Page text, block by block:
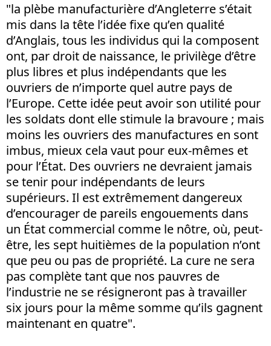
"la plèbe manufacturière d’Angleterre s’était
mis dans la tête l’idée fixe qu’en qualité
d’Anglais, tous les individus qui la composent
ont, par droit de naissance, le privilège d’être
plus libres et plus indépendants que les
ouvriers de n’importe quel autre pays de
l’Europe. Cette idée peut avoir son utilité pour
les soldats dont elle stimule la bravoure ; mais
moins les ouvriers des manufactures en sont
imbus, mieux cela vaut pour eux-mêmes et
pour l’État. Des ouvriers ne devraient jamais
se tenir pour indépendants de leurs
supérieurs. Il est extrêmement dangereux
d’encourager de pareils engouements dans
un État commercial comme le nôtre, où, peut-
être, les sept huitièmes de la population n’ont
que peu ou pas de propriété. La cure ne sera
pas complète tant que nos pauvres de
l’industrie ne se résigneront pas à travailler
six jours pour la même somme qu’ils gagnent
maintenant en quatre".